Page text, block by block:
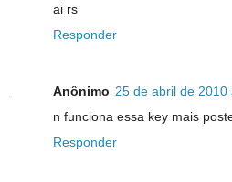
ai rs
Responder
Anônimo 25 de abril de 2010
n funciona essa key mais
Responder